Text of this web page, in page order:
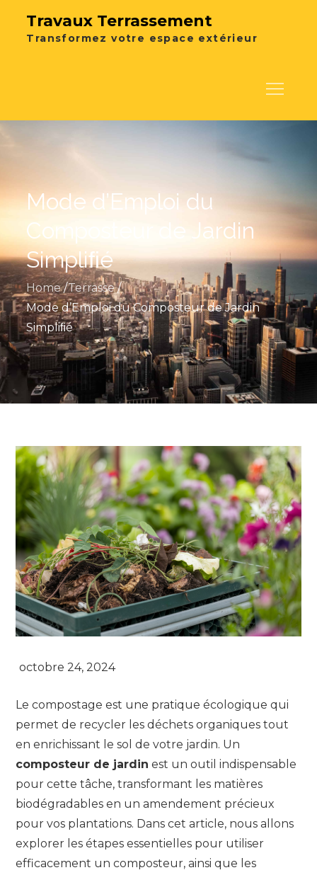
Travaux Terrassement
Transformez votre espace extérieur
Mode d’Emploi du
Composteur de Jardin
Simpliﬁé
Home Terrasse
Mode d’Emploi du Composteur de Jardin
Simpliﬁé
Le compostage est une pratique écologique qui
permet de recycler les déchets organiques tout
en enrichissant le sol de votre jardin. Un
composteur de jardin est un outil indispensable
pour cette tâche, transformant les matières
biodégradables en un amendement précieux
pour vos plantations. Dans cet article, nous allons
explorer les étapes essentielles pour utiliser
efficacement un composteur, ainsi que les